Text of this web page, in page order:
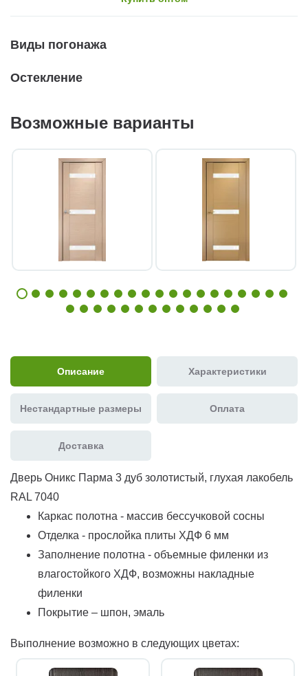
Виды погонажа
Остекление
Возможные варианты
Описание Характеристики
Нестандартные размеры Оплата
Доставка
Дверь Оникс Парма 3 дуб золотистый, глухая лакобель
RAL 7040
Каркас полотна - массив бессучковой сосны
Отделка - прослойка плиты ХДФ 6 мм
Заполнение полотна - объемные филенки из
влагостойкого ХДФ, возможны накладные
филенки
Покрытие – шпон, эмаль
Выполнение возможно в следующих цветах: